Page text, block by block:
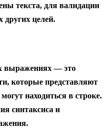
текста, для валидации
других целей.
выражениях — это
которые представляют
находиться в строке.
синтаксиса и